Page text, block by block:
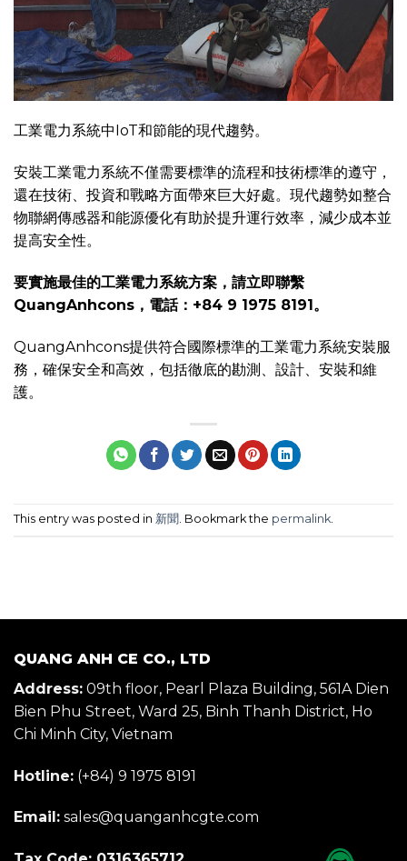
工業電力系統中IoT和節能的現代趨勢。
安裝工業電力系統不僅需要標準的流程和技術標準的遵守，
還在技術、投資和戰略方面帶來巨大好處。現代趨勢如整合
物聯網傳感器和能源優化有助於提升運行效率，減少成本並
提高安全性。
要實施最佳的工業電力系統方案，請立即聯繫
QuangAnhcons，電話：+84 9 1975 8191。
QuangAnhcons提供符合國際標準的工業電力系統安裝服
務，確保安全和高效，包括徹底的勘測、設計、安裝和維
護。
This entry was posted in 新聞. Bookmark the permalink.
QUANG ANH CE CO., LTD
Address: 09th floor, Pearl Plaza Building, 561A Dien
Bien Phu Street, Ward 25, Binh Thanh District, Ho
Chi Minh City, Vietnam
Hotline: (+84) 9 1975 8191
Email: sales@quanganhcgte.com